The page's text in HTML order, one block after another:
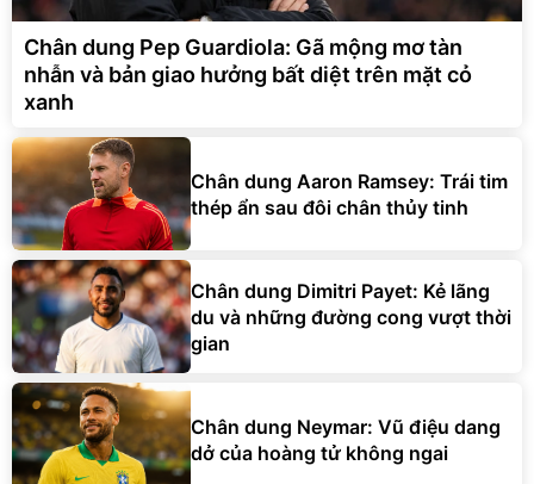
Chân dung Pep Guardiola: Gã mộng mơ tàn
nhẫn và bản giao hưởng bất diệt trên mặt cỏ
xanh
Chân dung Aaron Ramsey: Trái tim
thép ẩn sau đôi chân thủy tinh
Chân dung Dimitri Payet: Kẻ lãng
du và những đường cong vượt thời
gian
Chân dung Neymar: Vũ điệu dang
dở của hoàng tử không ngai